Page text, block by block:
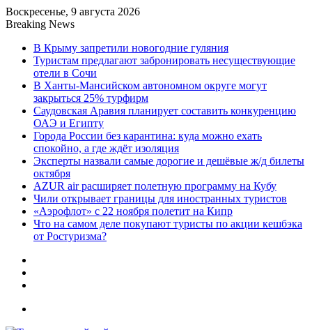
Воскресенье, 9 августа 2026
Breaking News
В Крыму запретили новогодние гуляния
Туристам предлагают забронировать несуществующие
отели в Сочи
В Ханты-Мансийском автономном округе могут
закрыться 25% турфирм
Саудовская Аравия планирует составить конкуренцию
ОАЭ и Египту
Города России без карантина: куда можно ехать
спокойно, а где ждёт изоляция
Эксперты назвали самые дорогие и дешёвые ж/д билеты
октября
AZUR air расширяет полетную программу на Кубу
Чили открывает границы для иностранных туристов
«Аэрофлот» с 22 ноября полетит на Кипр
Что на самом деле покупают туристы по акции кешбэка
от Ростуризма?